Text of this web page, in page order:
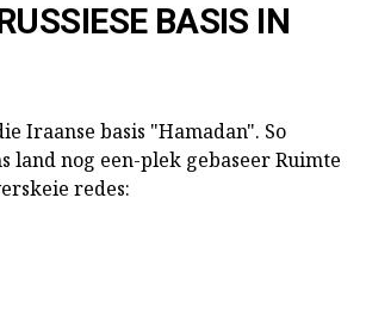
BASIS IN
Iraanse basis "Hamadan". So
land nog een-plek gebaseer Ruimte
redes: